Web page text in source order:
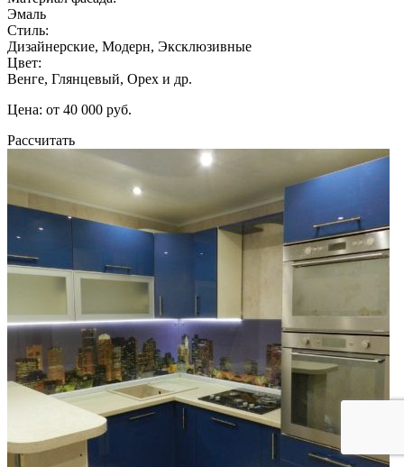
Эмаль
Стиль:
Дизайнерские, Модерн, Эксклюзивные
Цвет:
Венге, Глянцевый, Орех и др.
Цена: от 40 000 руб.
Рассчитать